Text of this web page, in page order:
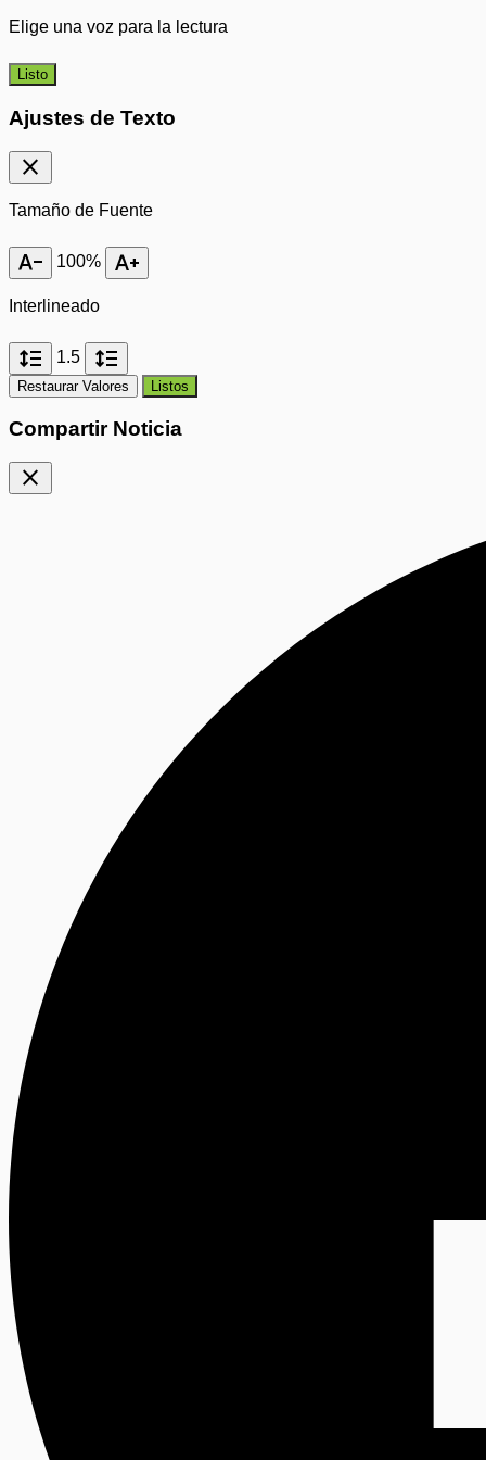
Elige una voz para la lectura
Listo
Ajustes de Texto
close
Tamaño de Fuente
text_decrease 100% text_increase
Interlineado
format_line_spacing 1.5 format_line_spacing
Restaurar Valores Listos
Compartir Noticia
close